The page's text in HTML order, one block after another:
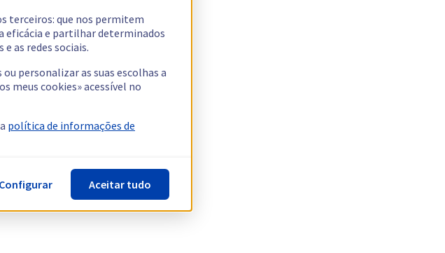
terceiros: que nos permitem
eficácia e partilhar determinados
as redes sociais.
personalizar as suas escolhas a
meus cookies» acessível no
política de informações de
Configurar Aceitar tudo